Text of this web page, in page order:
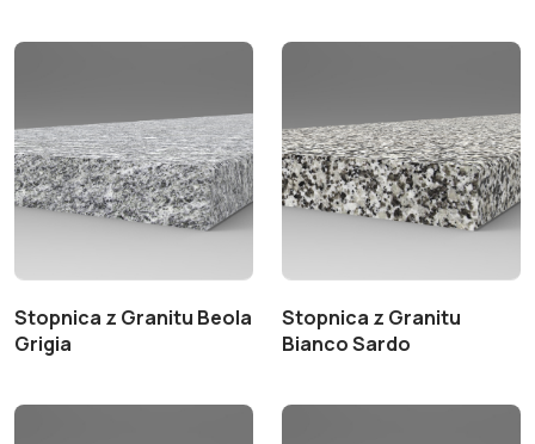
Stopnica z Granitu Beola
Grigia
Stopnica z Granitu
Bianco Sardo